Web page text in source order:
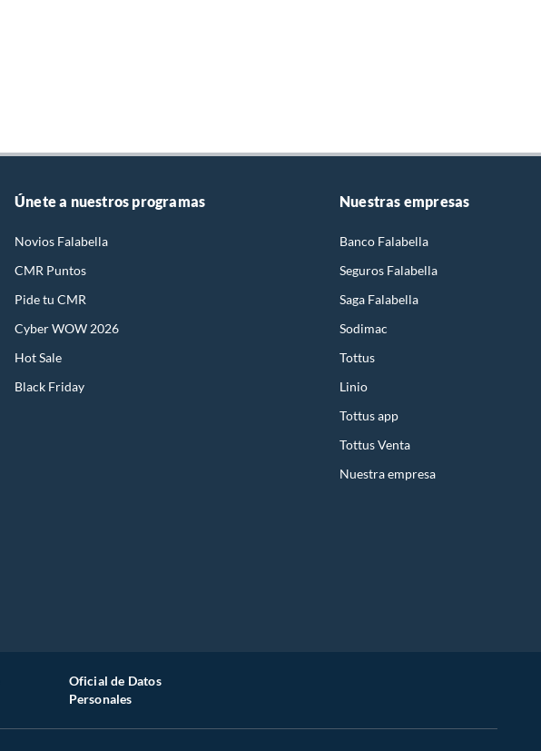
Únete a nuestros programas
Novios Falabella
CMR Puntos
Pide tu CMR
Cyber WOW 2026
Hot Sale
Black Friday
Nuestras empresas
Banco Falabella
Seguros Falabella
Saga Falabella
Sodimac
Tottus
Linio
Tottus app
Tottus Venta
Nuestra empresa
Oficial de Datos
Personales